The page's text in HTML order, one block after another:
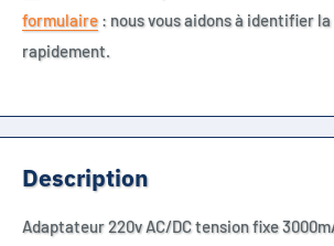
formulaire : nous vous aidons à identifier
rapidement.
Description
Adaptateur 220v AC/DC tension fixe